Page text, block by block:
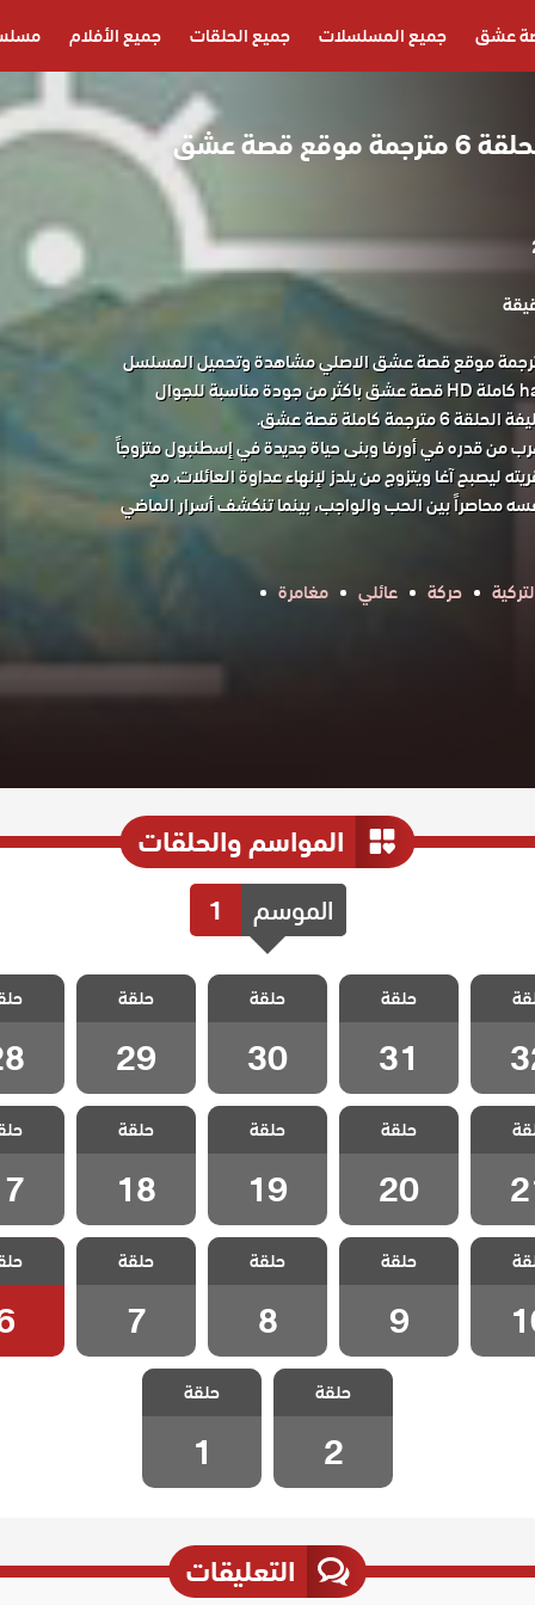
عشق جميع المسلسلات جميع الحلقات جميع الأفلام
مسلسل الخليفة الحلقة 6 مترجمة موقع قصة عشق
الخليفة الحلقة 6 مترجمة موقع قصة عشق الاصلي مشاهدة وتحميل المسلسل
التركي الخليفة الحلقة 6 halef كاملة HD قصة عشق باكثر من جودة مناسبة للجوال
من قدره في أورفا وبنى حياة جديدة في إسطنبول متزوجاً
ليصبح آغا ويتزوج من يلدز لإنهاء عداوة العائلات. مع
محاصراً بين الحب والواجب، بينما تنكشف أسرار الماضي
حركة عائلي مغامرة
المواسم والحلقات
الموسم 1
32
مسلسل الخليفة
الحلقة 31
حلقة
31
مسلسل الخليفة
الحلقة 30
حلقة
30
مسلسل الخليفة
الحلقة 29
حلقة
29
مسلسل
21
مسلسل الخليفة
الحلقة 20
حلقة
20
مسلسل الخليفة
الحلقة 19
حلقة
19
مسلسل الخليفة
الحلقة 18
حلقة
18
مسلسل
10
مسلسل الخليفة
الحلقة 9
حلقة
9
مسلسل الخليفة
الحلقة 8
حلقة
8
مسلسل الخليفة
الحلقة 7
حلقة
7
مسلسل
مسلسل الخليفة
الحلقة 2
حلقة
2
مسلسل الخليفة
الحلقة 1
حلقة
1
التعليقات